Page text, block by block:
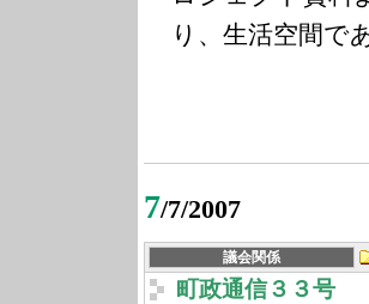
り、生活空間で
7/7/2007
議会関係
町政通信３３号